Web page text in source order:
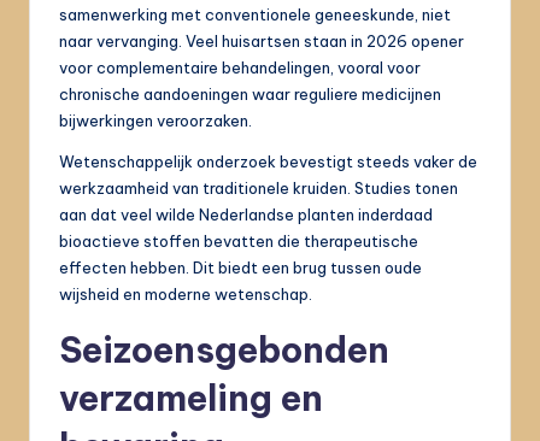
samenwerking met conventionele geneeskunde, niet
naar vervanging. Veel huisartsen staan in 2026 opener
voor complementaire behandelingen, vooral voor
chronische aandoeningen waar reguliere medicijnen
bijwerkingen veroorzaken.
Wetenschappelijk onderzoek bevestigt steeds vaker de
werkzaamheid van traditionele kruiden. Studies tonen
aan dat veel wilde Nederlandse planten inderdaad
bioactieve stoffen bevatten die therapeutische
effecten hebben. Dit biedt een brug tussen oude
wijsheid en moderne wetenschap.
Seizoensgebonden
verzameling en